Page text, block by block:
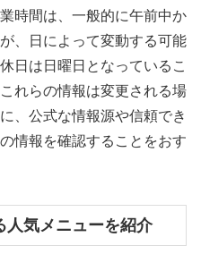
時間は、一般的に午前中か
、日によって変動する可能
日は日曜日となっているこ
れらの情報は変更される場
、公式な情報源や信頼でき
情報を確認することをおす
人気メニューを紹介